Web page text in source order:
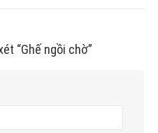
“Ghế ngồi chờ”